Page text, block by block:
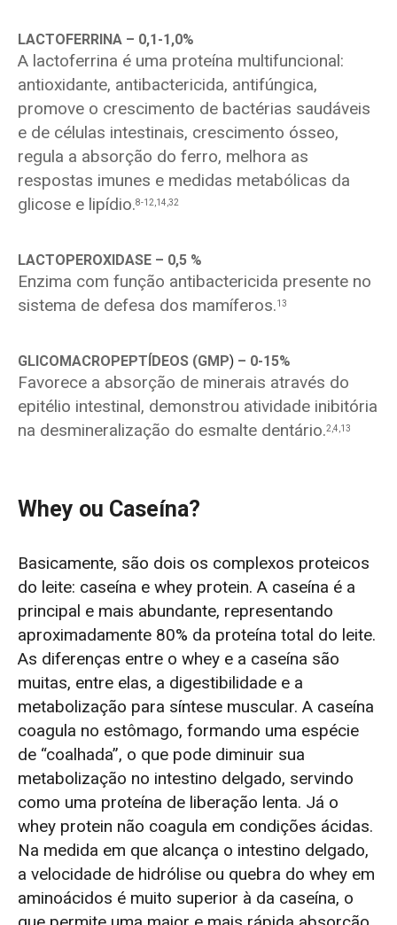
LACTOFERRINA – 0,1-1,0%
A lactoferrina é uma proteína multifuncional:
antioxidante, antibactericida, antifúngica,
promove o crescimento de bactérias saudáveis
e de células intestinais, crescimento ósseo,
regula a absorção do ferro, melhora as
respostas imunes e medidas metabólicas da
glicose e lipídio.8-12,14,32
LACTOPEROXIDASE – 0,5 %
Enzima com função antibactericida presente no
sistema de defesa dos mamíferos.13
GLICOMACROPEPTÍDEOS (GMP) – 0-15%
Favorece a absorção de minerais através do
epitélio intestinal, demonstrou atividade inibitória
na desmineralização do esmalte dentário.2,4,13
Whey ou Caseína?
Basicamente, são dois os complexos proteicos
do leite: caseína e whey protein. A caseína é a
principal e mais abundante, representando
aproximadamente 80% da proteína total do leite.
As diferenças entre o whey e a caseína são
muitas, entre elas, a digestibilidade e a
metabolização para síntese muscular. A caseína
coagula no estômago, formando uma espécie
de “coalhada”, o que pode diminuir sua
metabolização no intestino delgado, servindo
como uma proteína de liberação lenta. Já o
whey protein não coagula em condições ácidas.
Na medida em que alcança o intestino delgado,
a velocidade de hidrólise ou quebra do whey em
aminoácidos é muito superior à da caseína, o